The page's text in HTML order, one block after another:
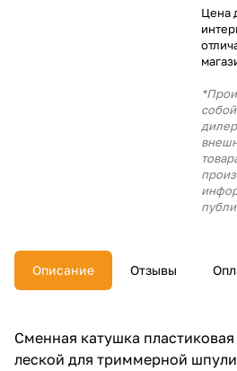
Цена
Описание Отзывы
Сменная катушка
леской для триммерной
% будут
с вашей
недели